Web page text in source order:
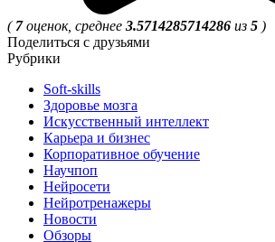
( 7оценок, среднее 3.5714285714286 из 5 )
Поделиться с друзьями
Рубрики
Soft-skills
Здоровье мозга
Искусственный интеллект
Карьера и бизнес
Корпоративное обучение
Научпоп
Нейросети
Нейротренажеры
Новости
Обзоры